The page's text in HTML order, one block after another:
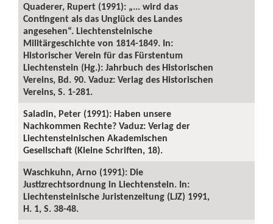
Quaderer, Rupert (1991): „... wird das
Contingent als das Unglück des Landes
angesehen“. Liechtensteinische
Militärgeschichte von 1814-1849. In:
Historischer Verein für das Fürstentum
Liechtenstein (Hg.): Jahrbuch des Historischen
Vereins, Bd. 90. Vaduz: Verlag des Historischen
Vereins, S. 1-281.
Saladin, Peter (1991): Haben unsere
Nachkommen Rechte? Vaduz: Verlag der
Liechtensteinischen Akademischen
Gesellschaft (Kleine Schriften, 18).
Waschkuhn, Arno (1991): Die
Justizrechtsordnung in Liechtenstein. In:
Liechtensteinische Juristenzeitung (LJZ) 1991,
H. 1, S. 38-48.